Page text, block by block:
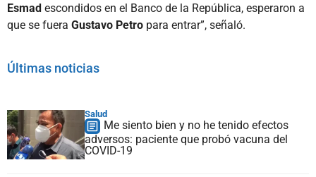
Esmad escondidos en el Banco de la República, esperaron a
que se fuera Gustavo Petro para entrar”, señaló.
Últimas noticias
Salud
Me siento bien y no he tenido efectos
adversos: paciente que probó vacuna del
COVID-19